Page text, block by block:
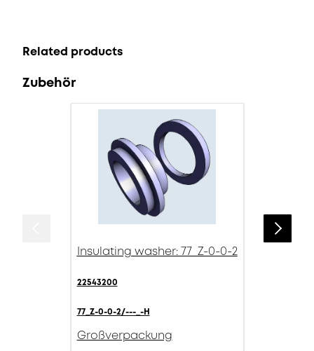
Related products
Zubehör
Insulating washer: 77_Z-0-0-2
22543200
77_Z-0-0-2/---_-H
Großverpackung